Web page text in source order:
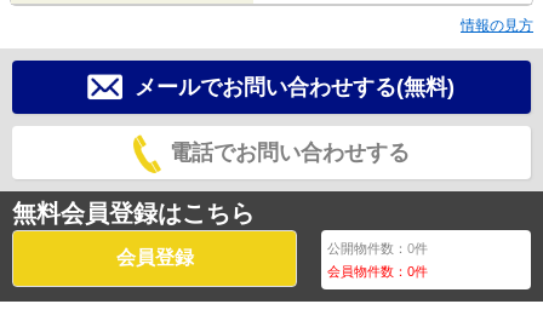
情報の見方
メールでお問い合わせする(無料)
電話でお問い合わせする
無料会員登録はこちら
会員登録 公開物件数：0件
会員物件数：0件